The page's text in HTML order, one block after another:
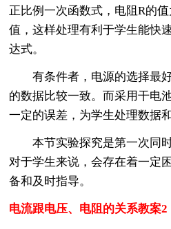
正比例一次函数式，电阻R的
值，这样处理有利于学生能快
达式。
有条件者，电源的选择最
的数据比较一致。而采用干电
一定的误差，为学生处理数据
本节实验探究是第一次同
对于学生来说，会存在着一定
备和及时指导。
电流跟电压、电阻的关系教案2